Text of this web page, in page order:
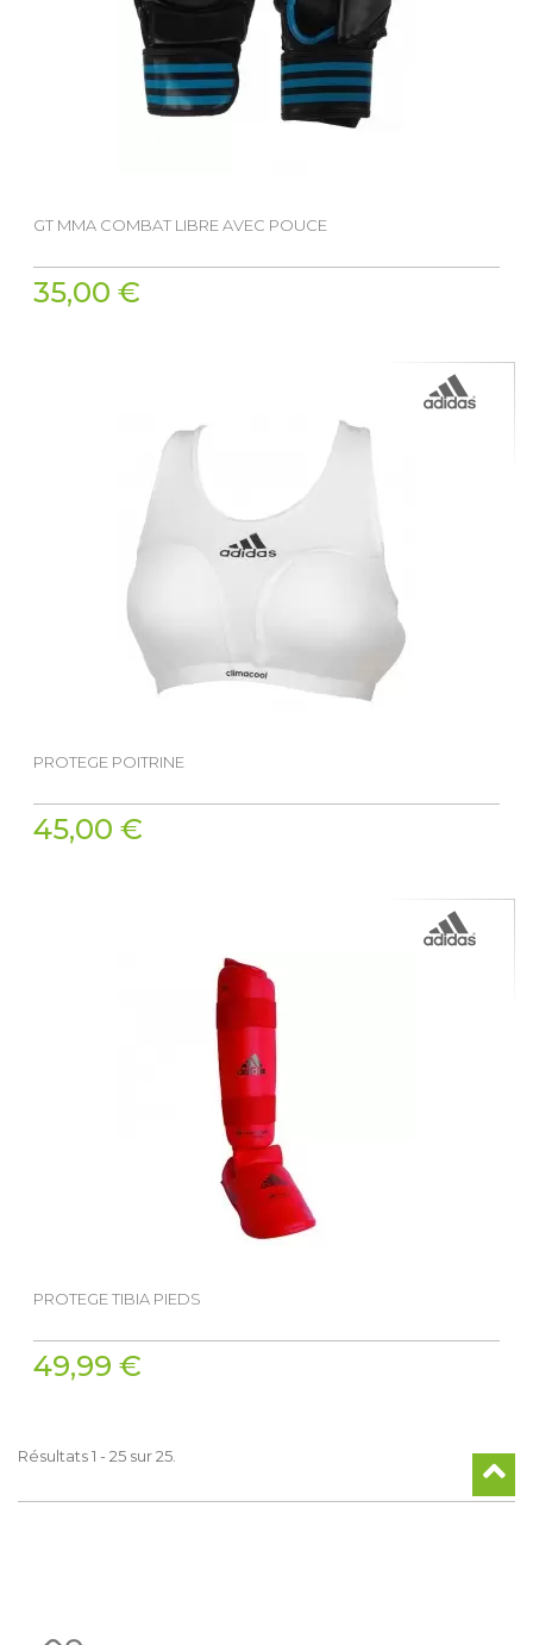
GT MMA COMBAT LIBRE AVEC POUCE
35,00 €
PROTEGE POITRINE
45,00 €
PROTEGE TIBIA PIEDS
49,99 €
Résultats 1 - 25 sur 25.